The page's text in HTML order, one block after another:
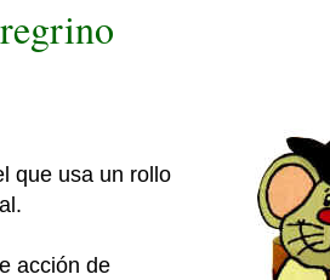
que usa un rollo
acción de